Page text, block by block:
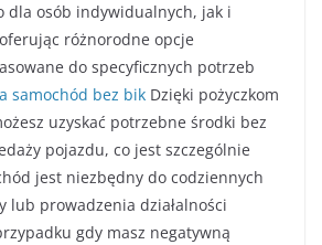
dla osób indywidualnych, jak i
różnorodne opcje
do specyficznych potrzeb
samochód bez bik Dzięki pożyczkom
uzyskać potrzebne środki bez
pojazdu, co jest szczególnie
jest niezbędny do codziennych
lub prowadzenia działalności
gdy masz negatywną